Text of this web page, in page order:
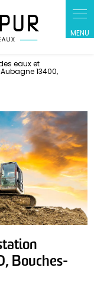
eaux et
13400,
Bouches-